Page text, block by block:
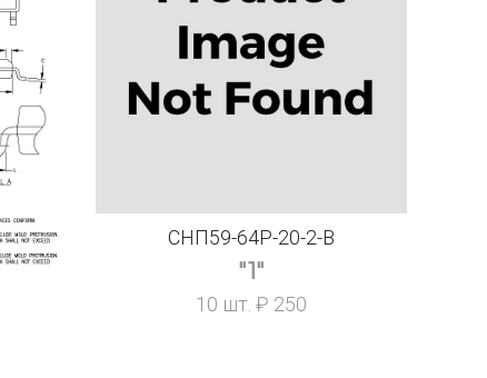
СНП59-64Р-20-2-В
"1"
10 шт. ₽ 250